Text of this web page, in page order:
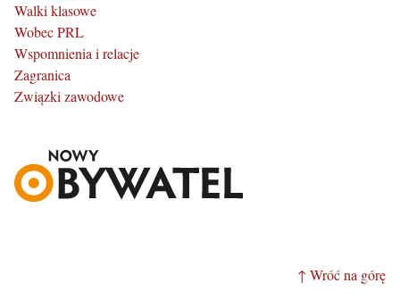
Walki klasowe
Wobec PRL
Wspomnienia i relacje
Zagranica
Związki zawodowe
↑ Wróć na górę